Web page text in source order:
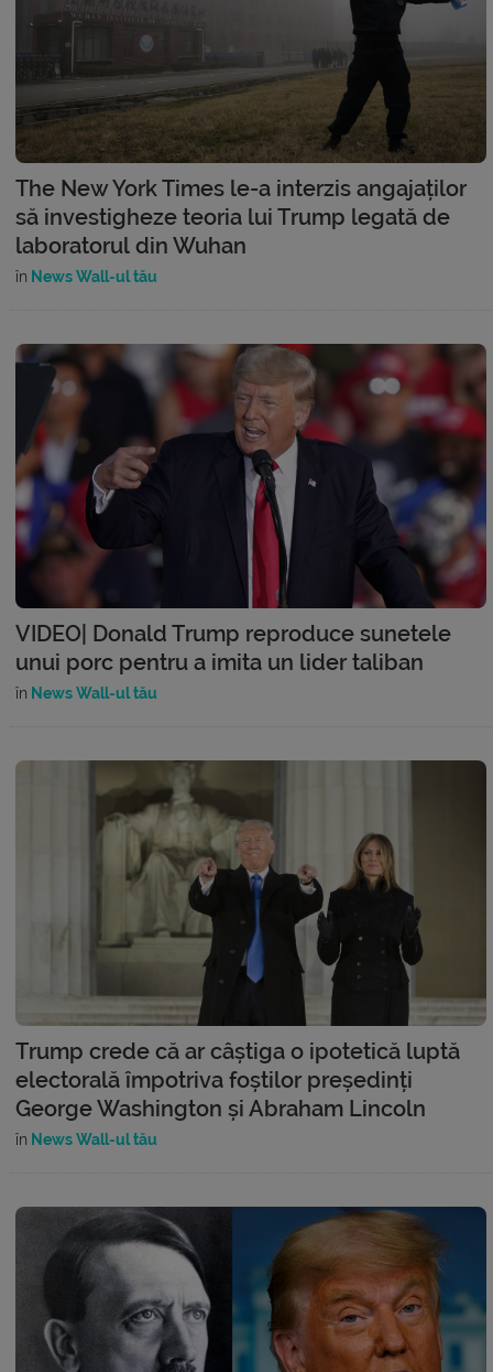
The New York Times le-a interzis angajaților
să investigheze teoria lui Trump legată de
laboratorul din Wuhan
în News Wall-ul tău
VIDEO| Donald Trump reproduce sunetele
unui porc pentru a imita un lider taliban
în News Wall-ul tău
Trump crede că ar câștiga o ipotetică luptă
electorală împotriva foștilor președinți
George Washington și Abraham Lincoln
în News Wall-ul tău